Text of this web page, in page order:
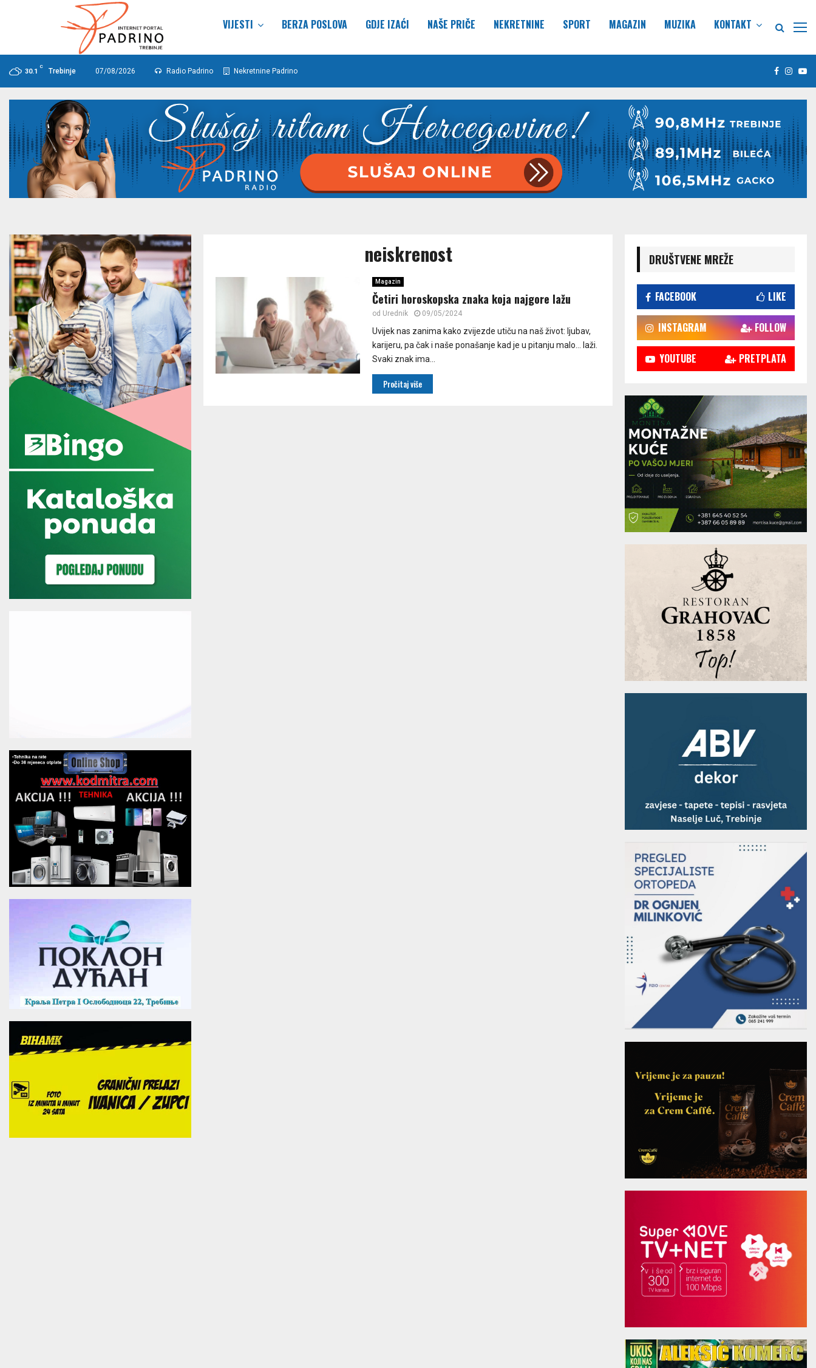
VIJESTI BERZA POSLOVA GDJE IZAĆI NAŠE PRIČE NEKRETNINE SPORT MAGAZIN MUZIKA KONTAKT
30.1
C
Trebinje 07/08/2026 Radio Padrino Nekretnine Padrino Facebook
neiskrenost
Magazin
Četiri horoskopska znaka koja najgore lažu
od Urednik 09/05/2024
Uvijek nas zanima kako zvijezde utiču na naš život: ljubav,
karijeru, pa čak i naše ponašanje kad je u pitanju malo… laži.
Svaki znak ima...
Pročitaj više
DRUŠTVENE MREŽE
FACEBOOK LIKE
INSTAGRAM FOLLOW
YOUTUBE PRETPLATA